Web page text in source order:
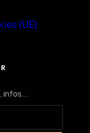
(UE)
infos...